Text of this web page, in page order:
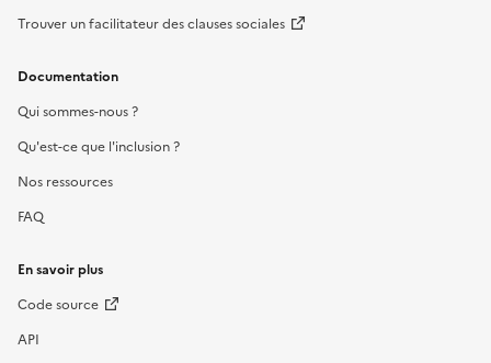
Trouver un facilitateur des clauses sociales
Documentation
Qui sommes-nous ?
Qu'est-ce que l'inclusion ?
Nos ressources
FAQ
En savoir plus
Code source
API